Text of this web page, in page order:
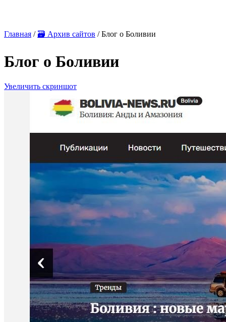
Главная / 🗃 Архив сайтов / Блог о Боливии
Блог о Боливии
Увеличить скриншот